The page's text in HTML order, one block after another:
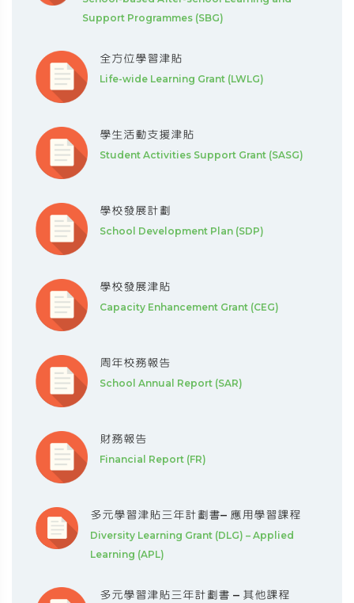
Support Programmes (SBG)
全方位學習津貼
Life-wide Learning Grant (LWLG)
學生活動支援津貼
Student Activities Support Grant (SASG)
學校發展計劃
School Development Plan (SDP)
學校發展津貼
Capacity Enhancement Grant (CEG)
周年校務報告
School Annual Report (SAR)
財務報告
Financial Report (FR)
多元學習津貼三年計劃書– 應用學習課程
Diversity Learning Grant (DLG) – Applied
Learning (APL)
多元學習津貼三年計劃書 – 其他課程